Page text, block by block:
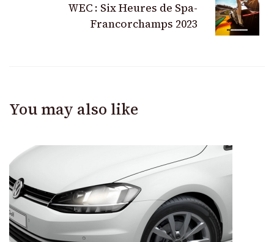
WEC : Six Heures de Spa-
Francorchamps 2023
You may also like